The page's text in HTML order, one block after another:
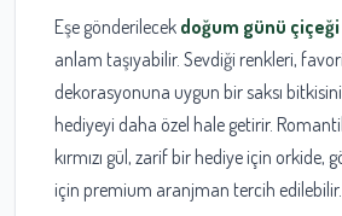
Eşe gönderilecek doğum günü
anlam taşıyabilir. Sevdiği renkleri,
dekorasyonuna uygun bir saksı
hediyeyi daha özel hale getirir.
kırmızı gül, zarif bir hediye için orkide,
için premium aranjman tercih edilebilir.